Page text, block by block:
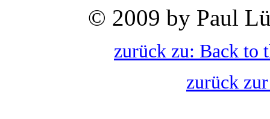
© 2009 by Paul
zurück zu: Back to
zurück